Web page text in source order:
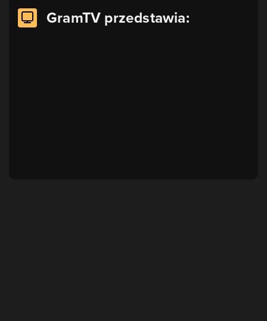
GramTV przedstawia: